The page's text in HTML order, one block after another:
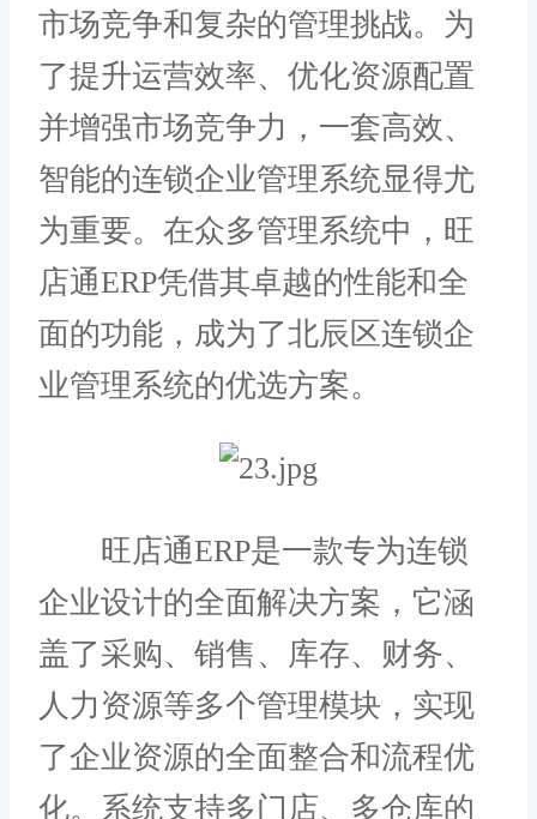
市场竞争和复杂的管理挑战。为
了提升运营效率、优化资源配置
并增强市场竞争力，一套高效、
智能的连锁企业管理系统显得尤
为重要。在众多管理系统中，旺
店通ERP凭借其卓越的性能和全
面的功能，成为了北辰区连锁企
业管理系统的优选方案。
旺店通ERP是一款专为连锁
企业设计的全面解决方案，它涵
盖了采购、销售、库存、财务、
人力资源等多个管理模块，实现
了企业资源的全面整合和流程优
化。系统支持多门店、多仓库的